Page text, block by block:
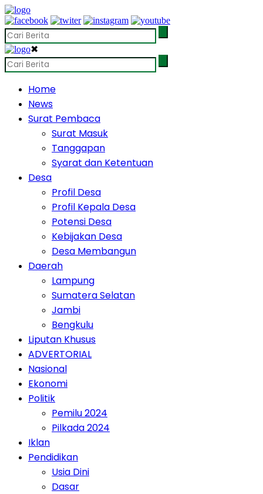
✖
Home
News
Surat Pembaca
Surat Masuk
Tanggapan
Syarat dan Ketentuan
Desa
Profil Desa
Profil Kepala Desa
Potensi Desa
Kebijakan Desa
Desa Membangun
Daerah
Lampung
Sumatera Selatan
Jambi
Bengkulu
Liputan Khusus
ADVERTORIAL
Nasional
Ekonomi
Politik
Pemilu 2024
Pilkada 2024
Iklan
Pendidikan
Usia Dini
Dasar